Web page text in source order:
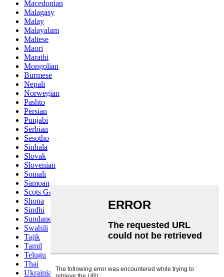
Macedonian
Malagasy
Malay
Malayalam
Maltese
Maori
Marathi
Mongolian
Burmese
Nepali
Norwegian
Pashto
Persian
Punjabi
Serbian
Sesotho
Sinhala
Slovak
Slovenian
Somali
Samoan
Scots Gaelic
Shona
Sindhi
Sundanese
Swahili
Tajik
Tamil
Telugu
Thai
Ukrainian